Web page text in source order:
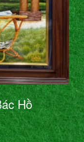
Hồ